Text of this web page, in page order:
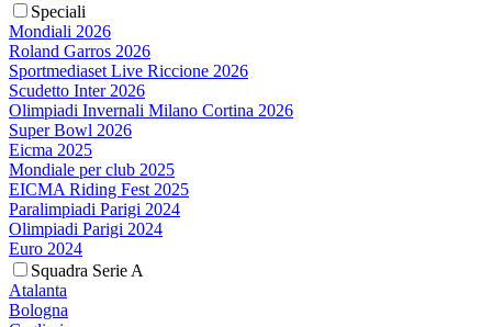
Speciali
Mondiali 2026
Roland Garros 2026
Sportmediaset Live Riccione 2026
Scudetto Inter 2026
Olimpiadi Invernali Milano Cortina 2026
Super Bowl 2026
Eicma 2025
Mondiale per club 2025
EICMA Riding Fest 2025
Paralimpiadi Parigi 2024
Olimpiadi Parigi 2024
Euro 2024
Squadra Serie A
Atalanta
Bologna